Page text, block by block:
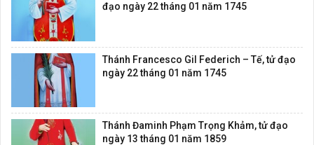
đạo ngày 22 tháng 01 năm 1745
Thánh Francesco Gil Federich – Tế, tử đạo
ngày 22 tháng 01 năm 1745
Thánh Đaminh Phạm Trọng Khảm, tử đạo
ngày 13 tháng 01 năm 1859